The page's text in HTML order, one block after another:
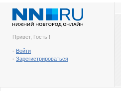
Привет, Гость !
- Войти
- Зарегистрироваться